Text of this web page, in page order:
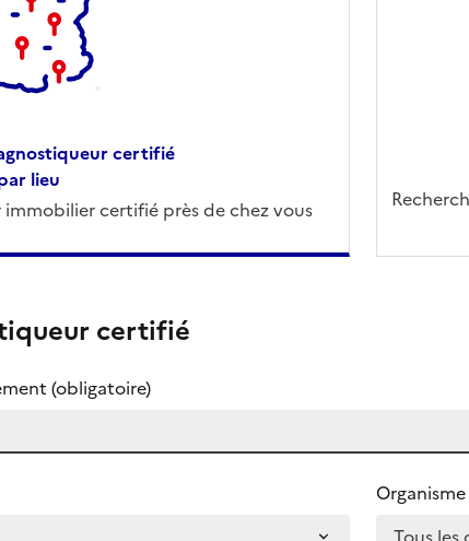
certifié
lieu
certifié près de chez vous
certifié
(obligatoire)